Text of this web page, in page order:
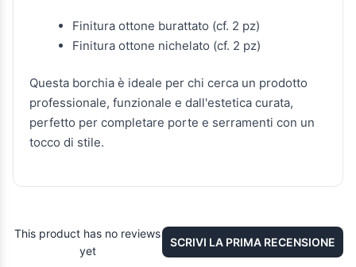
Finitura ottone burattato (cf. 2 pz)
Finitura ottone nichelato (cf. 2 pz)
Questa borchia è ideale per chi cerca un prodotto
professionale, funzionale e dall'estetica curata,
perfetto per completare porte e serramenti con un
tocco di stile.
This product has no reviews
yet
SCRIVI LA PRIMA RECENSIONE